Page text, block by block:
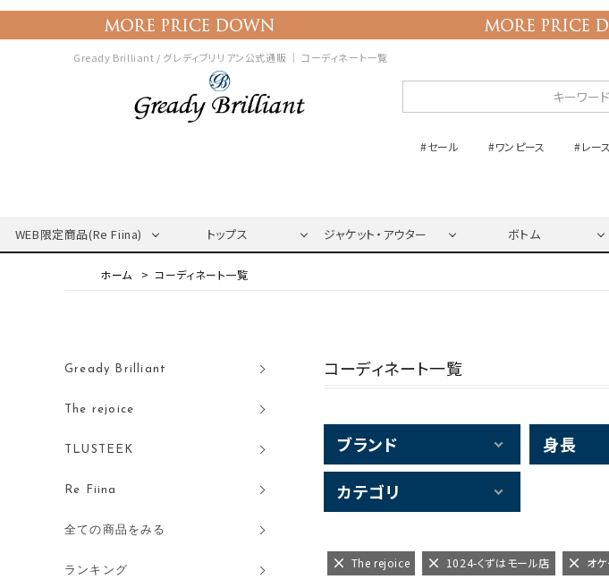
Gready Brilliant / グレディブリリアン公式通販 ｜ コーディネート一覧
#セール #ワンピース #レース
WEB限定商品(Re Fiina) トップス ジャケット・アウター ボトム
コーディネート一覧
Gready Brilliant
The rejoice
TLUSTEEK
Re Fiina
全ての商品をみる
ランキング
コーディネート一覧
ブランド 身長
カテゴリ
The rejoice 1024-くずはモール店 オ